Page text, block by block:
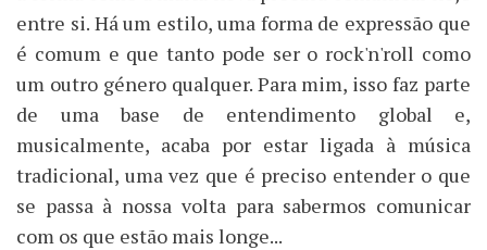
entre si. Há um estilo, uma forma de expressão que
é comum e que tanto pode ser o rock'n'roll como
um outro género qualquer. Para mim, isso faz parte
de uma base de entendimento global e,
musicalmente, acaba por estar ligada à música
tradicional, uma vez que é preciso entender o que
se passa à nossa volta para sabermos comunicar
com os que estão mais longe...